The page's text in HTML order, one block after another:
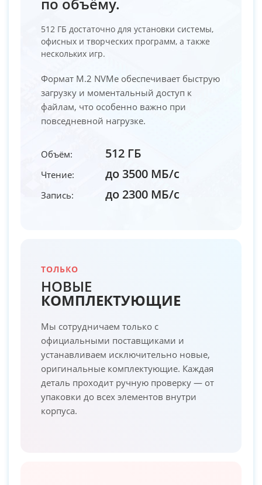
512 ГБ достаточно для установки системы,
офисных и творческих программ, а также
нескольких игр.
Формат M.2 NVMe обеспечивает быструю
загрузку и моментальный доступ к
файлам, что особенно важно при
повседневной нагрузке.
Объём: 512 ГБ
Чтение: до 3500 МБ/с
Запись: до 2300 МБ/с
ТОЛЬКО
НОВЫЕ
КОМПЛЕКТУЮЩИЕ
Мы сотрудничаем только с
официальными поставщиками и
устанавливаем исключительно новые,
оригинальные комплектующие. Каждая
деталь проходит ручную проверку — от
упаковки до всех элементов внутри
корпуса.